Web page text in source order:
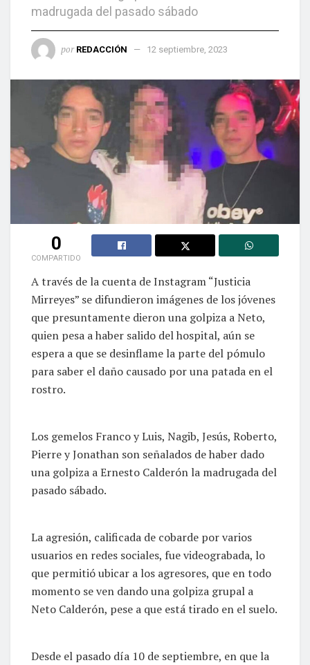
madrugada del pasado sábado
por REDACCIÓN 12 septiembre, 2023
0
COMPARTIDO
A través de la cuenta de Instagram “Justicia
Mirreyes” se difundieron imágenes de los jóvenes
que presuntamente dieron una golpiza a Neto,
quien pesa a haber salido del hospital, aún se
espera a que se desinflame la parte del pómulo
para saber el daño causado por una patada en el
rostro.
Los gemelos Franco y Luis, Nagib, Jesús, Roberto,
Pierre y Jonathan son señalados de haber dado
una golpiza a Ernesto Calderón la madrugada del
pasado sábado.
La agresión, calificada de cobarde por varios
usuarios en redes sociales, fue videograbada, lo
que permitió ubicar a los agresores, que en todo
momento se ven dando una golpiza grupal a
Neto Calderón, pese a que está tirado en el suelo.
Desde el pasado día 10 de septiembre, en que la